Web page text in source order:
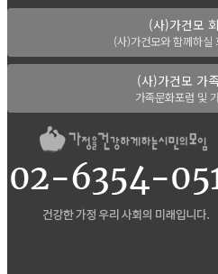
(사)가건모
(사)가건모와 함께하실
(사)가건모 가
가족문화포럼 및